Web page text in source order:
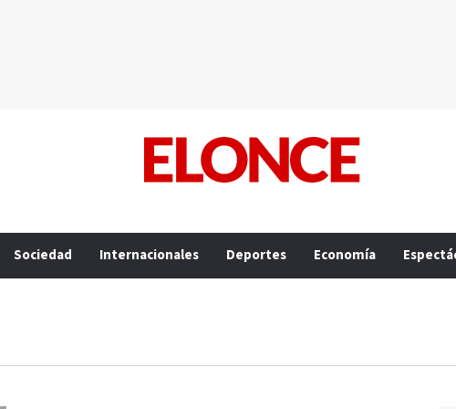
Sociedad Internacionales Deportes Economía